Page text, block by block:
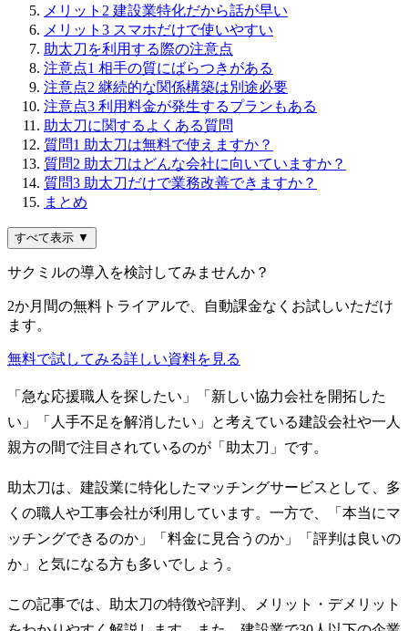
メリット2 建設業特化だから話が早い
メリット3 スマホだけで使いやすい
助太刀を利用する際の注意点
注意点1 相手の質にばらつきがある
注意点2 継続的な関係構築は別途必要
注意点3 利用料金が発生するプランもある
助太刀に関するよくある質問
質問1 助太刀は無料で使えますか？
質問2 助太刀はどんな会社に向いていますか？
質問3 助太刀だけで業務改善できますか？
まとめ
すべて表示 ▼
サクミルの導入を検討してみませんか？
2か月間の無料トライアルで、自動課金なくお試しいただけ
ます。
無料で試してみる詳しい資料を見る
「急な応援職人を探したい」「新しい協力会社を開拓した
い」「人手不足を解消したい」と考えている建設会社や一人
親方の間で注目されているのが「助太刀」です。
助太刀は、建設業に特化したマッチングサービスとして、多
くの職人や工事会社が利用しています。一方で、「本当にマ
ッチングできるのか」「料金に見合うのか」「評判は良いの
か」と気になる方も多いでしょう。
この記事では、助太刀の特徴や評判、メリット・デメリット